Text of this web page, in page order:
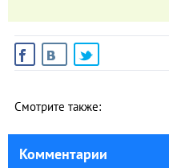
Смотрите также:
Комментарии